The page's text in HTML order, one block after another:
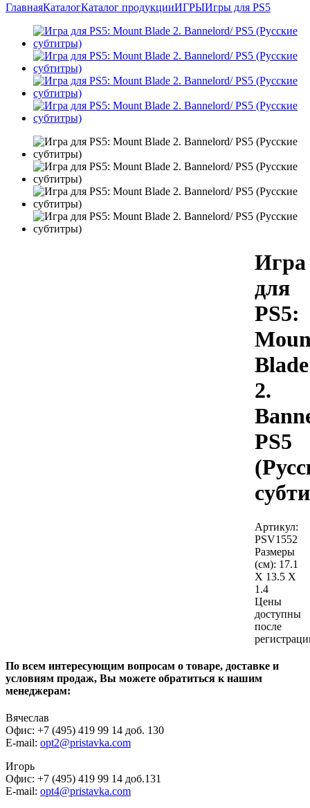
ГлавнаяКаталогКаталог продукцииИГРЫИгры для PS5
Игра
для
PS5:
Blade
2.
PS5
Артикул:
PSV1552
Размеры
(см): 17.1
X 13.5 X
1.4
Цены
доступны
после
По всем интересующим вопросам о товаре, доставке и
условиям продаж, Вы можете обратиться к нашим
менеджерам:
Вячеслав
Офис: +7 (495) 419 99 14 доб. 130
E-mail: opt2@pristavka.com
Игорь
Офис: +7 (495) 419 99 14 доб.131
E-mail: opt4@pristavka.com